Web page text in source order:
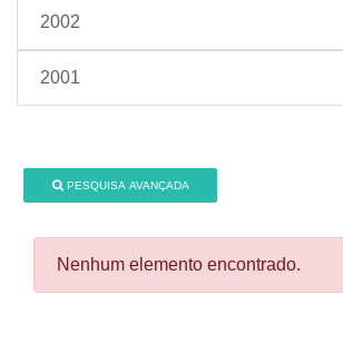
2002
2001
PESQUISA AVANÇADA
Nenhum elemento encontrado.